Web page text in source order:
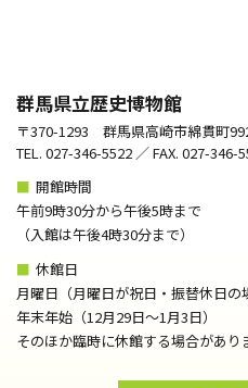
群馬県立歴史博物館
〒370-1293 群馬県高崎市綿貫町
TEL. 027-346-5522 ／ FAX. 027-346-
■ 開館時間
午前9時30分から午後5時まで
（⼊館は午後4時30分まで）
■ 休館日
月曜日（月曜日が祝日・振替休日の
年末年始（12月29日～1月3日）
そのほか臨時に休館する場合があり